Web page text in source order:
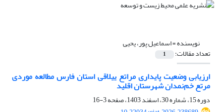
نویسنده =اسماعیل پور، یحیی
تعداد مقالات: 1
ارزیابی وضعیت پایداری مراتع ییلاقی استان فارس مطالعه موردی
مرتع خم‌نمدان شهرستان اقلید
دوره 15، شماره 30، اسفند 1403، صفحه
3-16